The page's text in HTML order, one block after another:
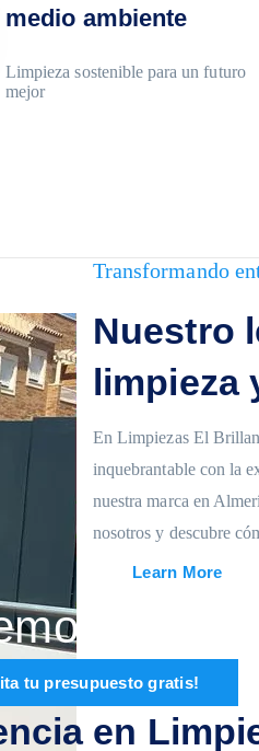
medio ambiente
Limpieza sostenible para un futuro
mejor
Transformando
Nuestro
limpieza
En Limpiezas El
inquebrantable con la
nuestra marca en
nosotros y descubre
Learn More
hacer
tu presupuesto gratis!
en